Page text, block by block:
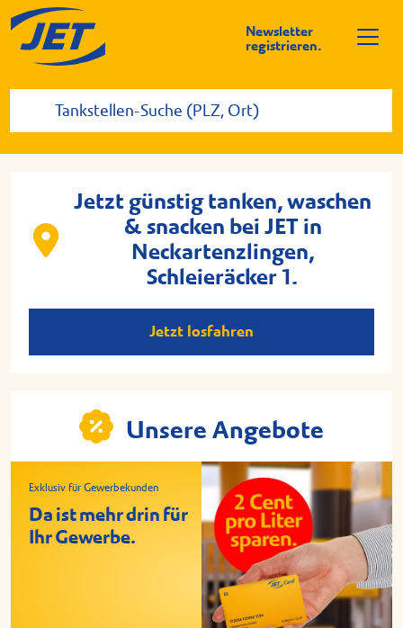
Newsletter
registrieren.
Jetzt günstig tanken, waschen
& snacken bei JET in
Neckartenzlingen,
Schleieräcker 1.
Jetzt losfahren
Unsere Angebote
Exklusiv für Gewerbekunden
Da ist mehr drin für
Ihr Gewerbe.